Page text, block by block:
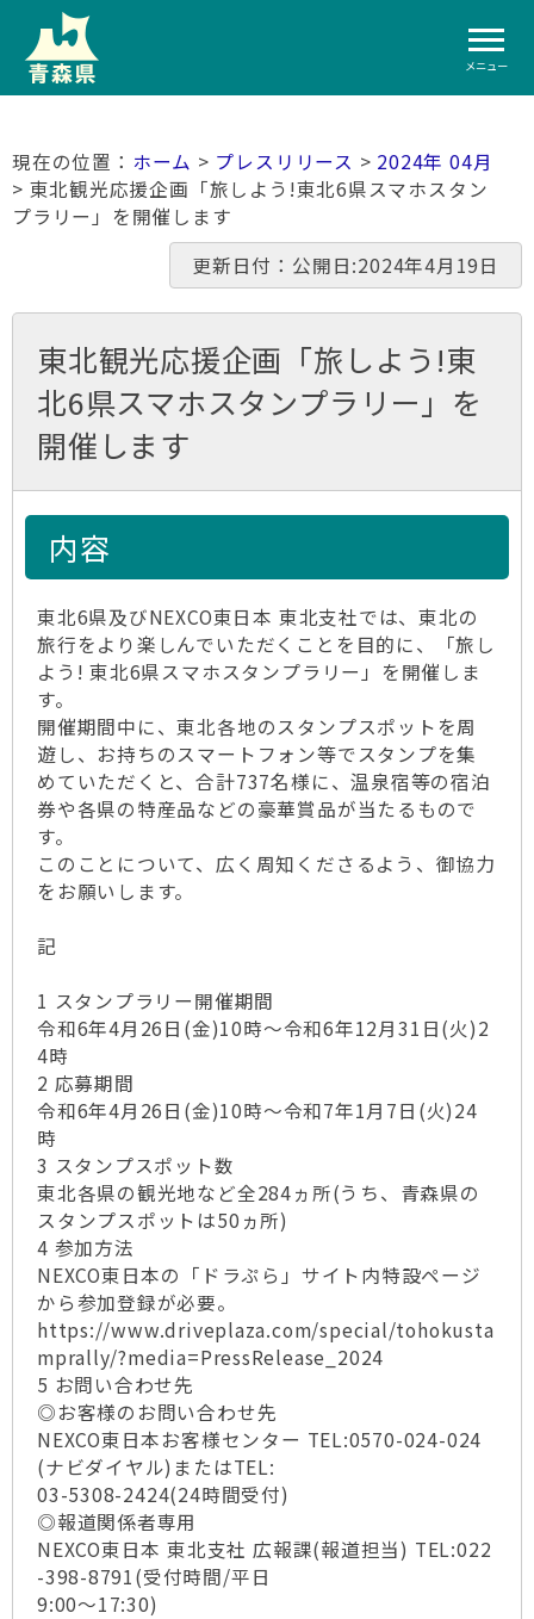
メニュー
ホーム > プレスリリース > 2024年 04月
> 東北観光応援企画「旅しよう!東北6県スマホスタン
プラリー」を開催します
更新日付：公開日:2024年4月19日
東北観光応援企画「旅しよう!東
北6県スマホスタンプラリー」を
開催します
内容
東北6県及びNEXCO東日本 東北支社では、東北の
旅行をより楽しんでいただくことを目的に、「旅し
よう! 東北6県スマホスタンプラリー」を開催しま
す。
開催期間中に、東北各地のスタンプスポットを周
遊し、お持ちのスマートフォン等でスタンプを集
めていただくと、合計737名様に、温泉宿等の宿泊
券や各県の特産品などの豪華賞品が当たるもので
す。
このことについて、広く周知くださるよう、御協力
をお願いします。
記
1 スタンプラリー開催期間
令和6年4月26日(金)10時～令和6年12月31日(火)2
4時
2 応募期間
令和6年4月26日(金)10時～令和7年1月7日(火)24
時
3 スタンプスポット数
東北各県の観光地など全284ヵ所(うち、青森県の
スタンプスポットは50ヵ所)
4 参加方法
NEXCO東日本の「ドラぷら」サイト内特設ページ
から参加登録が必要。
https://www.driveplaza.com/special/tohokusta
mprally/?media=PressRelease_2024
5 お問い合わせ先
◎お客様のお問い合わせ先
NEXCO東日本お客様センター TEL:0570-024-024
(ナビダイヤル)またはTEL:
03-5308-2424(24時間受付)
◎報道関係者専用
NEXCO東日本 東北支社 広報課(報道担当) TEL:022
-398-8791(受付時間/平日
9:00～17:30)